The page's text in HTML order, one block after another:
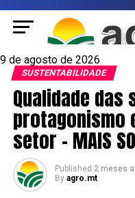
9 de agosto de 2026
SUSTENTABILIDADE
Qualidade das
protagonismo
setor – MAIS
Published 2 meses
By agro.mt